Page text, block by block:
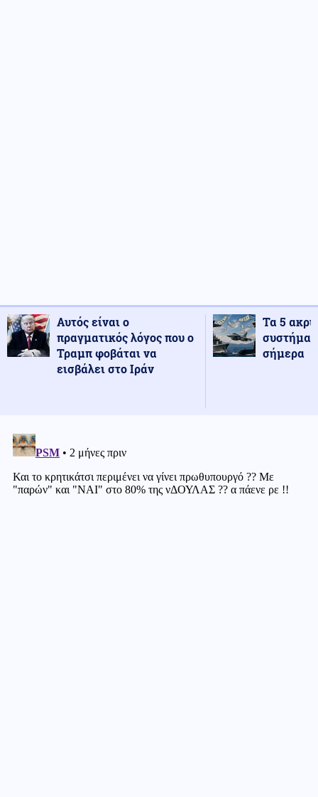
Αυτός είναι ο
πραγματικός λόγος που ο
Τραμπ φοβάται να
εισβάλει στο Ιράν
Τα 5
σήμερα